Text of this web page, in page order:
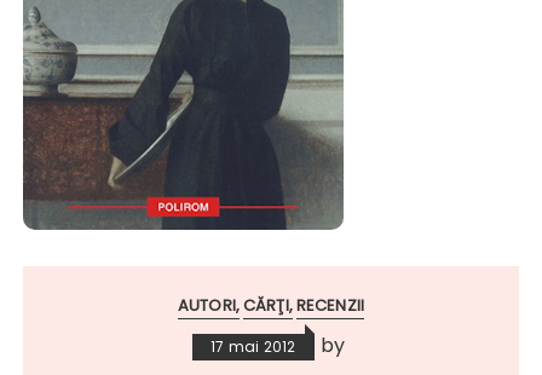
AUTORI CĂRŢI RECENZII
17 mai 2012 by